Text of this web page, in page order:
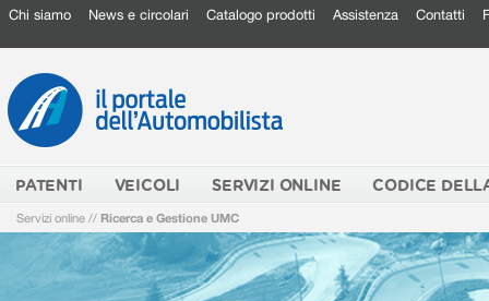
Chi siamo News e circolari Catalogo prodotti Assistenza Contatti
PATENTI VEICOLI SERVIZI ONLINE CODICE
Servizi online // Ricerca e Gestione UMC